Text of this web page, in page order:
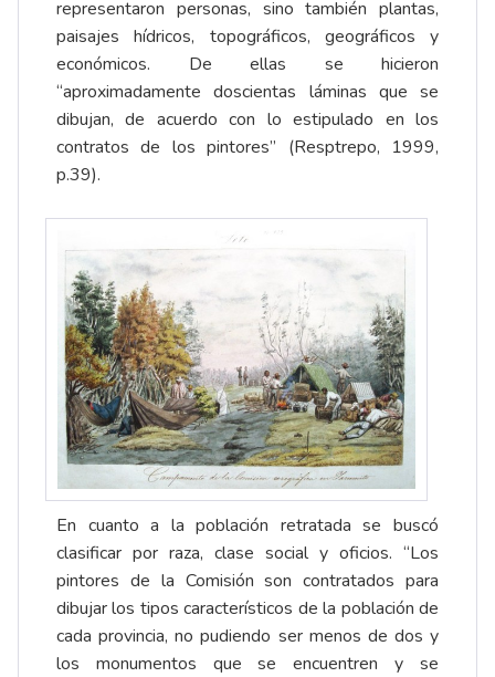
representaron personas, sino también plantas,
paisajes hídricos, topográficos, geográficos y
económicos. De ellas se hicieron
“aproximadamente doscientas láminas que se
dibujan, de acuerdo con lo estipulado en los
contratos de los pintores” (Resptrepo, 1999,
p.39).
En cuanto a la población retratada se buscó
clasificar por raza, clase social y oficios. “Los
pintores de la Comisión son contratados para
dibujar los tipos característicos de la población de
cada provincia, no pudiendo ser menos de dos y
los monumentos que se encuentren y se